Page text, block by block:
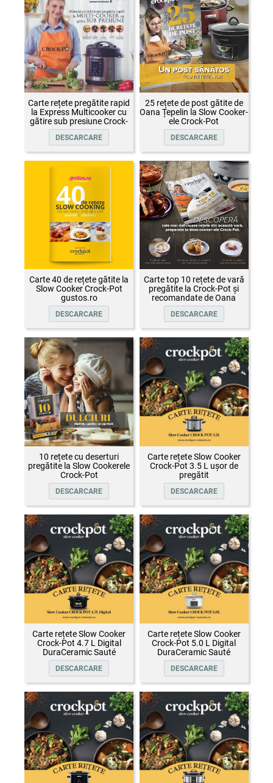
Carte rețete pregătite rapid
la Express Multicooker cu
gătire sub presiune Crock-
Pot
DESCARCARE
25 rețete de post gătite de
Oana Țepelin la Slow Cooker-
ele Crock-Pot
DESCARCARE
Carte 40 de rețete gătite la
Slow Cooker Crock-Pot
gustos.ro
DESCARCARE
Carte top 10 rețete de vară
pregătite la Crock-Pot și
recomandate de Oana
Țepelin
DESCARCARE
10 rețete cu deserturi
pregătite la Slow Cookerele
Crock-Pot
DESCARCARE
Carte rețete Slow Cooker
Crock-Pot 3.5 L ușor de
pregătit
DESCARCARE
Carte rețete Slow Cooker
Crock-Pot 4.7 L Digital
DuraCeramic Sauté
DESCARCARE
Carte rețete Slow Cooker
Crock-Pot 5.0 L Digital
DuraCeramic Sauté
DESCARCARE